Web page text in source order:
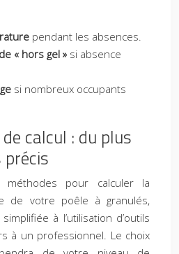
pendant les absences.
« hors gel » si absence
si nombreux occupants
calcul : du plus
méthodes pour calculer la
de votre poêle à granulés,
à l’utilisation d’outils
à un professionnel. Le choix